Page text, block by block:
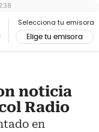
Selecciona tu emisora
Elige tu emisora
noticia
Radio
en